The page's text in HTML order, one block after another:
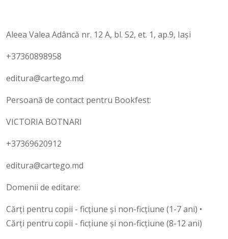
Aleea Valea Adâncă nr. 12 A, bl. S2, et. 1, ap.9, Iași
+37360898958
editura@cartego.md
Persoană de contact pentru Bookfest:
VICTORIA BOTNARI
+37369620912
editura@cartego.md
Domenii de editare:
Cărţi pentru copii - ficţiune şi non-ficţiune (1-7 ani) •
Cărţi pentru copii - ficţiune şi non-ficţiune (8-12 ani)